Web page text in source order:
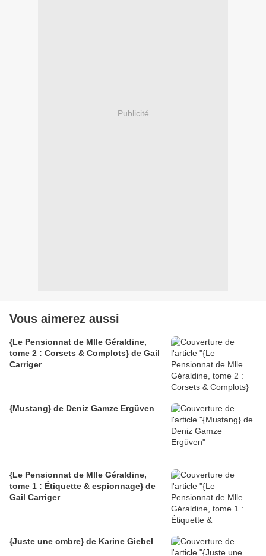
Publicité
Vous aimerez aussi
{Le Pensionnat de Mlle Géraldine,
tome 2 : Corsets & Complots} de Gail
Carriger
{Mustang} de Deniz Gamze Ergüven
{Le Pensionnat de Mlle Géraldine,
tome 1 : Étiquette & espionnage} de
Gail Carriger
{Juste une ombre} de Karine Giebel